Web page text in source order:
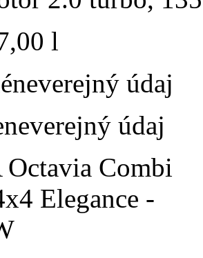
l
neverejný údaj
neverejný údaj